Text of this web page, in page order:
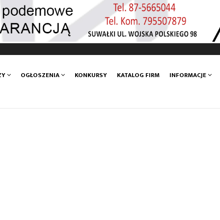
OGŁOSZENIA KONKURSY KATALOG FIRM INFORMACJE